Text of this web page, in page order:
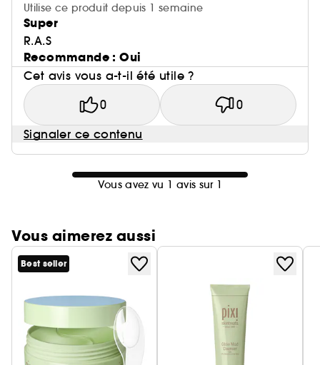
Utilise ce produit depuis 1 semaine
Super
R.A.S
Recommande : Oui
Cet avis vous a-t-il été utile ?
0 0
Signaler ce contenu
Vous avez vu 1 avis sur 1
Vous aimerez aussi
Best seller